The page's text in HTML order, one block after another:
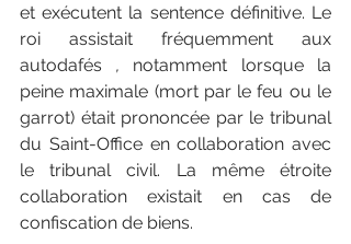
et exécutent la sentence définitive. Le
roi assistait fréquemment aux
autodafés , notamment lorsque la
peine maximale (mort par le feu ou le
garrot) était prononcée par le tribunal
du Saint-Office en collaboration avec
le tribunal civil. La même étroite
collaboration existait en cas de
confiscation de biens.